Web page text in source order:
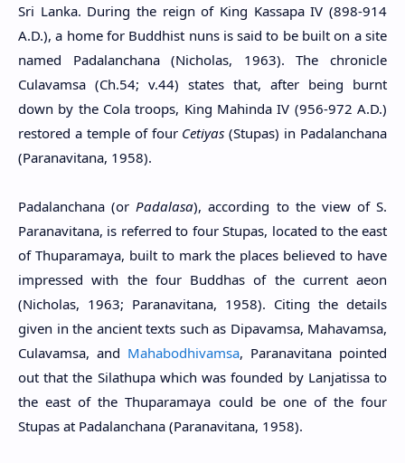
Sri Lanka. During the reign of King Kassapa IV (898-914
A.D.), a home for Buddhist nuns is said to be built on a site
named Padalanchana (Nicholas, 1963). The chronicle
Culavamsa (Ch.54; v.44) states that, after being burnt
down by the Cola troops, King Mahinda IV (956-972 A.D.)
restored a temple of four Cetiyas (Stupas) in Padalanchana
(Paranavitana, 1958).
Padalanchana (or Padalasa), according to the view of S.
Paranavitana, is referred to four Stupas, located to the east
of Thuparamaya, built to mark the places believed to have
impressed with the four Buddhas of the current aeon
(Nicholas, 1963; Paranavitana, 1958). Citing the details
given in the ancient texts such as Dipavamsa, Mahavamsa,
Culavamsa, and Mahabodhivamsa, Paranavitana pointed
out that the Silathupa which was founded by Lanjatissa to
the east of the Thuparamaya could be one of the four
Stupas at Padalanchana (Paranavitana, 1958).